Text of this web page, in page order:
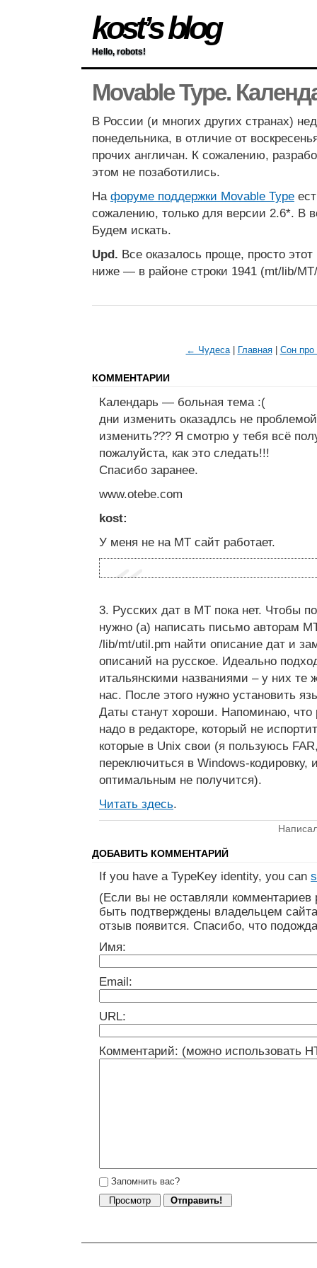
kost’s blog
Hello, robots!
Movable Type.
В России (и многих других странах)
понедельника, в отличие от
прочих англичан. К сожалению,
этом не позаботились.
На форуме поддержки Movable Type
сожалению, только для версии 2.6*. В
Будем искать.
Upd. Все оказалось проще, просто этот
ниже — в районе строки 1941 (mt/lib/
← Чудеса| Главная| Сон
КОММЕНТАРИИ
Календарь — больная тема :(
дни изменить оказадлсь не
изменить??? Я смотрю у тебя всё
пожалуйста, как это следать!!!
Спасибо заранее.
www.otebe.com
kost:
У меня не на MT сайт работает.
3. Русских дат в MT пока нет. Чтобы
нужно (а) написать письмо авторам
/lib/mt/util.pm найти описание дат и
описаний на русское. Идеально
итальянскими названиями – у них те
нас. После этого нужно установить
Даты станут хороши. Напоминаю, что
надо в редакторе, который не
которые в Unix свои (я пользуюсь
переключиться в Windows-кодировку,
оптимальным не получится).
Читать здесь.
ДОБАВИТЬ КОММЕНТАРИЙ
If you have a TypeKey identity, you can
(Если вы не оставляли
быть подтверждены владельцем
отзыв появится. Спасибо, что
Имя:
Email:
URL:
Комментарий: (можно использовать
Запомнить вас?